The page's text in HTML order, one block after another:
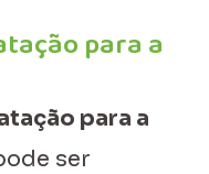
para a
para a
ser